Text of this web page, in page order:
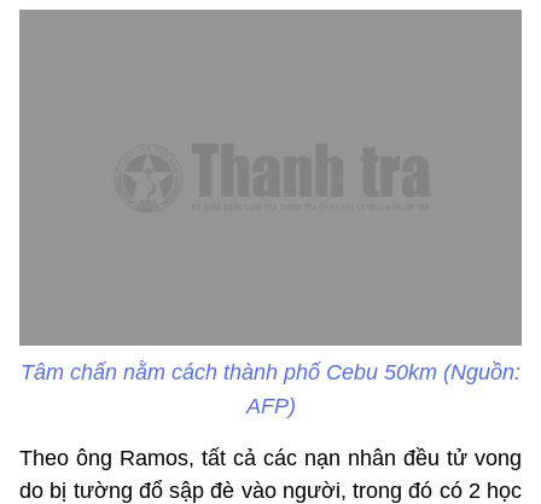
Tâm chấn nằm cách thành phố Cebu 50km (Nguồn:
AFP)
Theo ông Ramos, tất cả các nạn nhân đều tử vong
do bị tường đổ sập đè vào người, trong đó có 2 học